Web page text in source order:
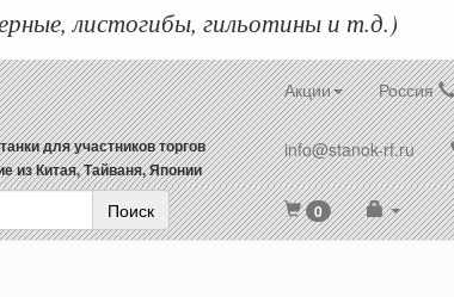
листогибы, гильотины и т.д.)
для участников торгов
из Китая, Тайваня, Японии
Поиск
Акции Россия
info@stanok-rf.ru
0